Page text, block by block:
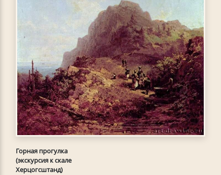
Горная прогулка
(экскурсия к скале
Херцогсштанд)